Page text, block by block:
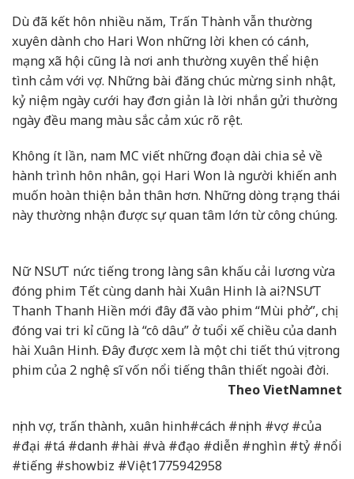
Dù đã kết hôn nhiều năm, Trấn Thành vẫn thường
xuyên dành cho Hari Won những lời khen có cánh,
mạng xã hội cũng là nơi anh thường xuyên thể hiện
tình cảm với vợ. Những bài đăng chúc mừng sinh nhật,
kỷ niệm ngày cưới hay đơn giản là lời nhắn gửi thường
ngày đều mang màu sắc cảm xúc rõ rệt.
Không ít lần, nam MC viết những đoạn dài chia sẻ về
hành trình hôn nhân, gọi Hari Won là người khiến anh
muốn hoàn thiện bản thân hơn. Những dòng trạng thái
này thường nhận được sự quan tâm lớn từ công chúng.
Nữ NSƯT nức tiếng trong làng sân khấu cải lương vừa
đóng phim Tết cùng danh hài Xuân Hinh là ai?NSƯT
Thanh Thanh Hiền mới đây đã vào phim “Mùi phở”, chị
đóng vai tri kỉ cũng là “cô dâu” ở tuổi xế chiều của danh
hài Xuân Hinh. Đây được xem là một chi tiết thú vị trong
phim của 2 nghệ sĩ vốn nổi tiếng thân thiết ngoài đời.
Theo VietNamnet
nịnh vợ, trấn thành, xuân hinh#cách #nịnh #vợ #của
#đại #tá #danh #hài #và #đạo #diễn #nghìn #tỷ #nổi
#tiếng #showbiz #Việt1775942958